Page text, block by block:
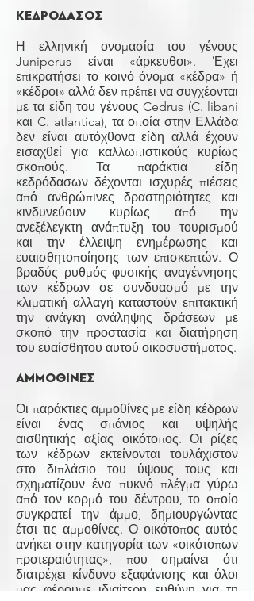
ΚΕΔΡΟΔΑΣΟΣ
Η ελληνική ονομασία του γένους
Juniperus είναι «άρκευθοι». Έχει
επικρατήσει το κοινό όνομα «κέδρα» ή
«κέδροι» αλλά δεν πρέπει να συγχέονται
με τα είδη του γένους Cedrus (C. libani
και C. atlantica), τα οποία στην Ελλάδα
δεν είναι αυτόχθονα είδη αλλά έχουν
εισαχθεί για καλλωπιστικούς κυρίως
σκοπούς. Τα παράκτια είδη
κεδρόδασων δέχονται ισχυρές πιέσεις
από ανθρώπινες δραστηριότητες και
κινδυνεύουν κυρίως από την
ανεξέλεγκτη ανάπτυξη του τουρισμού
και την έλλειψη ενημέρωσης και
ευαισθητοποίησης των επισκεπτών. Ο
βραδύς ρυθμός φυσικής αναγέννησης
των κέδρων σε συνδυασμό με την
κλιματική αλλαγή καταστούν επιτακτική
την ανάγκη ανάληψης δράσεων με
σκοπό την προστασία και διατήρηση
του ευαίσθητου αυτού οικοσυστήματος.
ΑΜΜΟΘΙΝΕΣ
Οι παράκτιες αμμοθίνες με είδη κέδρων
είναι ένας σπάνιος και υψηλής
αισθητικής αξίας οικότοπος. Οι ρίζες
των κέδρων εκτείνονται τουλάχιστον
στο διπλάσιο του ύψους τους και
σχηματίζουν ένα πυκνό πλέγμα γύρω
από τον κορμό του δέντρου, το οποίο
συγκρατεί την άμμο, δημιουργώντας
έτσι τις αμμοθίνες. Ο οικότοπος αυτός
ανήκει στην κατηγορία των «οικότοπων
προτεραιότητας», που σημαίνει ότι
διατρέχει κίνδυνο εξαφάνισης και όλοι
μας φέρουμε ιδιαίτερη ευθύνη για τη